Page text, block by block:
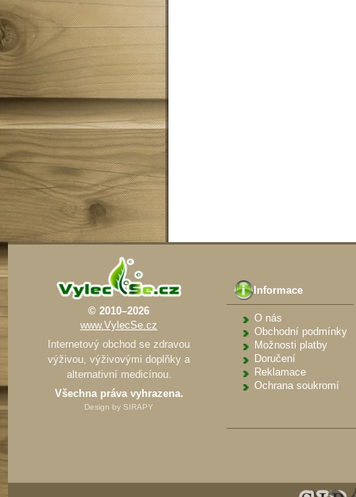
© 2010–2026
www.VylecSe.cz
Internetový obchod se zdravou
výživou, výživovými doplňky a
alternativní medicínou.
Všechna práva vyhrazena.
Design by SIRAPY
Informace
O nás
Obchodní podmínky
Možnosti platby
Doručení
Reklamace
Ochrana soukromí